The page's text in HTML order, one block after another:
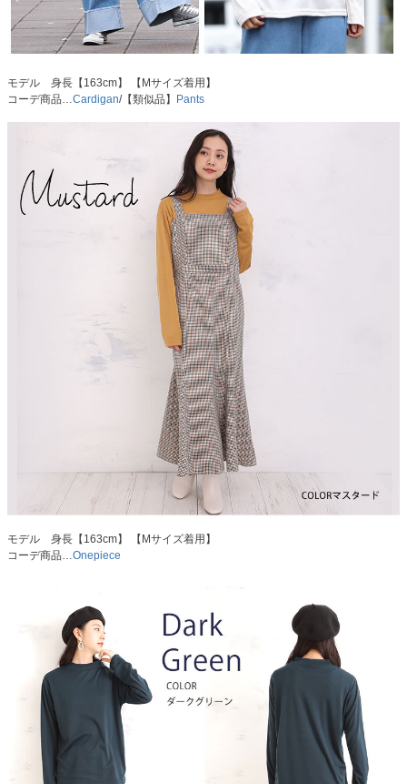
モデル 身長【163cm】 【Mサイズ着用】
コーデ商品… Cardigan/【類似品】 Pants
モデル 身長【163cm】 【Mサイズ着用】
コーデ商品…Onepiece